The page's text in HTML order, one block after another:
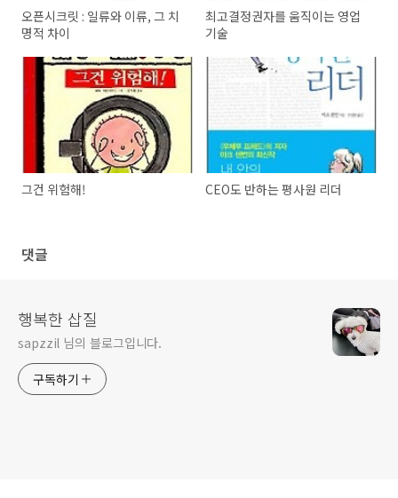
오픈시크릿 : 일류와 이류, 그 치
명적 차이
최고결정권자를 움직이는 영업
기술
그건 위험해! CEO도 반하는 평사원 리더
댓글
행복한 삽질
sapzzil 님의 블로그입니다.
구독하기